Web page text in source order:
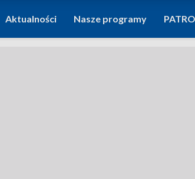
Aktualności Nasze programy